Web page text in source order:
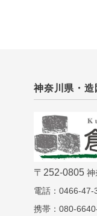
神奈川県・
〒252-0805 神
電話：0466-47-
携帯：080-